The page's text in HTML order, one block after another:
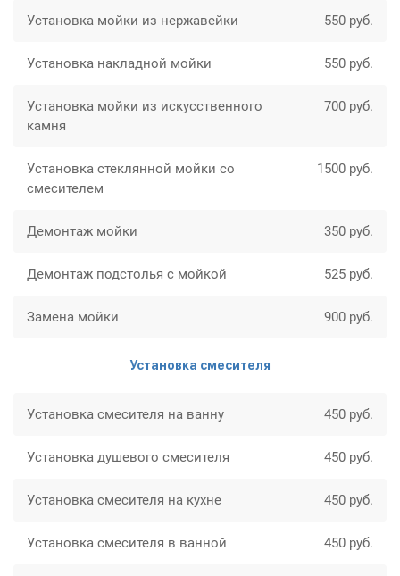
Установка мойки из нержавейки 550 руб.
Установка накладной мойки 550 руб.
Установка мойки из искусственного
камня
700 руб.
Установка стеклянной мойки со
смесителем
1500 руб.
Демонтаж мойки 350 руб.
Демонтаж подстолья с мойкой 525 руб.
Замена мойки 900 руб.
Установка смесителя
Установка смесителя на ванну 450 руб.
Установка душевого смесителя 450 руб.
Установка смесителя на кухне 450 руб.
Установка смесителя в ванной 450 руб.